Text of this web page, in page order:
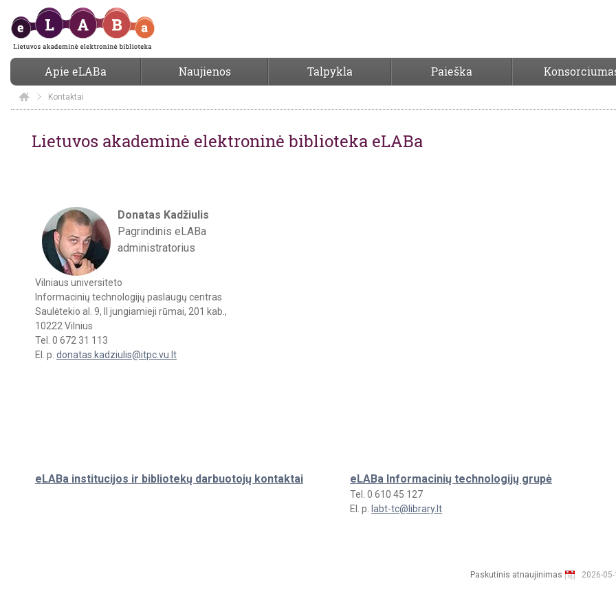
Apie eLABa Naujienos Talpykla Paieška
Elaba
Kontaktai
Lietuvos akademinė elektroninė biblioteka eLABa
Donatas Kadžiulis
Pagrindinis eLABa
administratorius
Vilniaus universiteto
Informacinių technologijų paslaugų centras
Saulėtekio al. 9, II jungiamieji rūmai, 201 kab.,
10222 Vilnius
Tel. 0 672 31 113
El. p. donatas.kadziulis@itpc.vu.lt
eLABa institucijos ir bibliotekų darbuotojų kontaktai eLABa Informacinių technologijų grupė
Tel. 0 610 45 127
El. p.
labt-tc@library.lt
Paskutinis atnaujinimas 2026-